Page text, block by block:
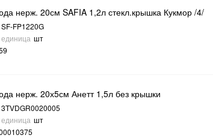
нерж. 20см SAFIA 1,2л стекл.крышка Кукмор /4/
SF-FP1220G
шт
нерж. 20х5см Анетт 1,5л без крышки
3TVDGR0020005
шт